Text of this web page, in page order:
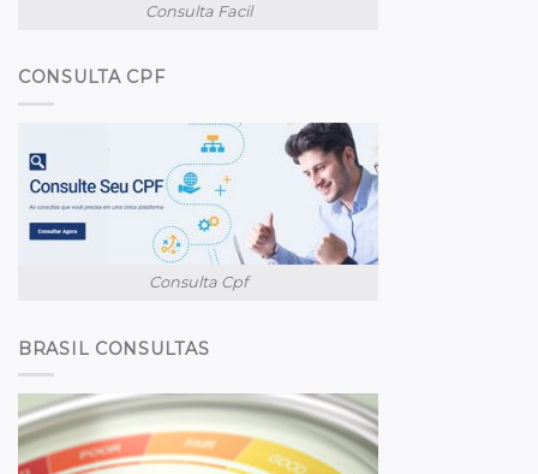
Consulta Facil
CONSULTA CPF
Consulta Cpf
BRASIL CONSULTAS